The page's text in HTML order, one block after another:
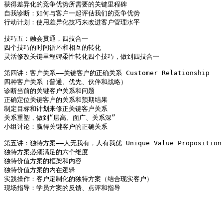
获得差异化的竞争优势所需要的关键里程碑
自我诊断：如何与客户一起评估我们的竞争优势
行动计划：使用差异化技巧来改进客户管理水平
技巧五：融会贯通，四技合一
四个技巧的时间循环和相互的转化
灵活修改关键里程碑柔性转化四个技巧，做到四技合一
第四讲：客户关系――关键客户的正确关系 Customer Relationship
四种客户关系（普通、优先、伙伴和战略）
诊断当前的关键客户关系和问题
正确定位关键客户的关系和预期结果
制定目标和计划来修正关键客户关系
关系重塑，做到“层高、面广、关系深”
小组讨论：赢得关键客户的正确关系
第五讲：独特方案――人无我有，人有我优 Unique Value Proposition
独特方案必须满足的六个维度
独特价值方案的框架和内容
独特价值方案的内在逻辑
实践操作：客户定制化的独特方案（结合现实客户）
现场指导：学员方案的反馈、点评和指导